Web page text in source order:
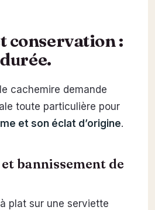
conservation :
cachemire demande
toute particulière pour
et son éclat d’origine.
bannissement de
plat sur une serviette